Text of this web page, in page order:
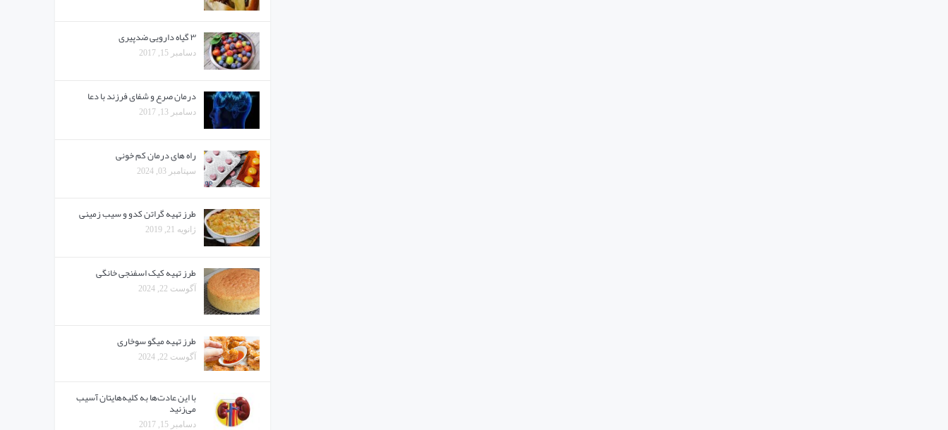
۳ گیاه دارویی ضدپیری
دسامبر 15, 2017
درمان صرع و شفای فرزند با دعا
دسامبر 13, 2017
راه های درمان کم خونی
سپتامبر 03, 2024
طرز تهیه گراتن کدو و سیب زمینی
ژانویه 21, 2019
طرز تهیه کیک اسفنجی خانگی
آگوست 22, 2024
طرز تهیه میگو سوخاری
آگوست 22, 2024
با این عادت‌ها به کلیه‌هایتان آسیب
می‌زنید
دسامبر 15, 2017